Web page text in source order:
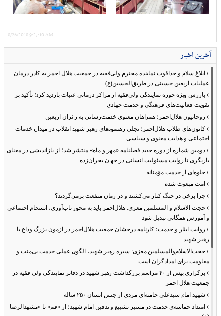
8/26/2018 9:27:10 AM
آخرین اخبار
› ابلاغ سلام و خداقوت نماینده محترم ولی‌فقیه در جمعیت هلال احمر به کادر درمان
عملیات اربعین حسینی در طریق‌الحسین(ع)
› بازرس ویژه حوزه نمایندگی ولی‌فقیه از مراکز درمانی عتبات بازدید کرد؛ تأکید بر
تقویت فعالیت‌های فرهنگی و خدمت جهادی
› روحانیون هلال‌احمر؛ همراهان معنوی خدمت‌رسانی به زائران اربعین
› کانون‌های طلاب هلال‌احمر؛ تجلی رهنمودهای رهبر شهید انقلاب در میدان خدمات
اجتماعی و هدایت معنوی و سیاسی
› دومین شماره از دوره جدید فصلنامه «مهر و ماه» منتشر شد؛ از بازاندیشی در معنای
یاریگری تا روایت مسئولیت انسانی در جهان بحران‌زده
› جلوه‌ای از خدمت مؤمنانه
› امت مبعوث شده
› چرا برخی در جنگ کنار می‌کشند و در زمان منفعت برمی‌گردند؟
› حجت الاسلام و المسلمین معزی: هلال‌احمر باید به محور تاب‌آوری، انسجام اجتماعی
و آموزش همگانی تبدیل شود
› روایت ایثار و خدمت؛ کارنامه درخشان جمعیت هلال‌احمر در آزمون بزرگ وداع با
رهبر شهید
› حجت‌الاسلام‌والمسلمین معزی: سیره رهبر شهید، الگوی عملی خدمت بی‌منت و
مقاومت برای امدادگران است
›
برگزاری بیش از ۴۰ مراسم بزرگداشت رهبر شهید در دفاتر نمایندگی ولی فقیه در
جمعیت هلال احمر
› شهید امام سیدعلی خامنه‌ای مردی از جنس انسان ۲۵۰ ساله
› امتداد حماسه‌ی خدمت در مسیر تشییع و تدفین امام شهید؛ از «قم» تا «مشهدالرضا